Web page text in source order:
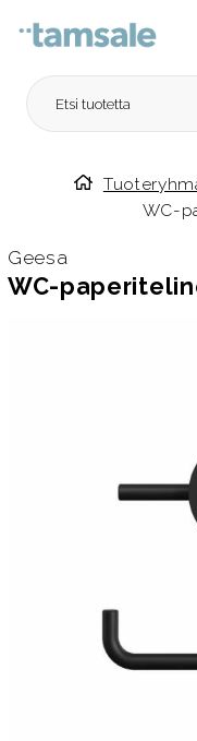
Etusivulle
WC-
Geesa
WC-